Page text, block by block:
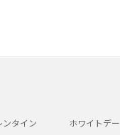
ンタイン ホワイトデー